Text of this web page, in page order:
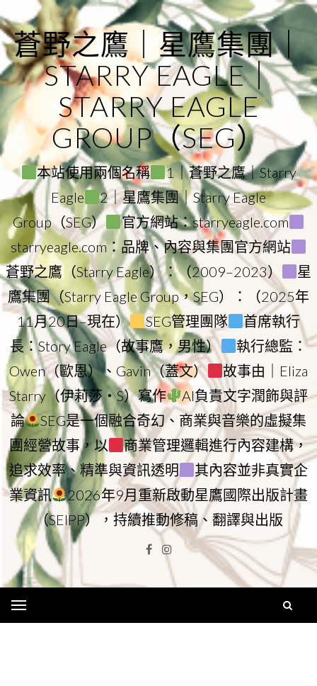
to
content
蒼野之鷹｜星鷹集團｜
STARRY EAGLE｜
STARRY EAGLE
GROUP（SEG）
本站使用兩個名稱
1｜蒼野之鷹｜Starry
Eagle
2｜星鷹集團｜Starry Eagle
Group（SEG）
官方網站：starryeagle.com
starryeagle.com：品牌、內容與集團官方網站
蒼野之鷹（Starry Eagle）：（2009–2023）
星
鷹集團（Starry Eagle Group，SEG）：（2025年
11月20日–現在）
SEG管理團隊
首席執行
長：Story Eagle（故事鷹，男性）
執行總監：
Owen（歐恩）、Gavin（蓋文）
故事由｜Eliza
Starry（伊莉莎・S）寫作
AI負責文字潤飾與評
論
SEG是一個融合奇幻、商業與音樂的虛擬集
團經營故事，以
商業管理邏輯進行內容建構，
追求效率、精準與資訊透明
其內容並非真實企
業資訊
2026年9月重新啟動星鷹國際出版計畫
（SEIPP），持續推動修稿、翻譯與出版
Facebook
Instagram